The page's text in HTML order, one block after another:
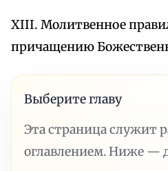
XIII. Молитвенное
причащению
Выберите главу
Эта страница служит
оглавлением. Ниже —